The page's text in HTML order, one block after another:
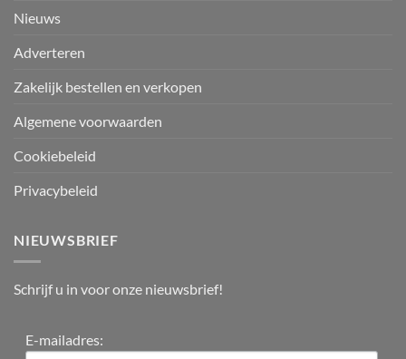
Nieuws
Adverteren
Zakelijk bestellen en verkopen
Algemene voorwaarden
Cookiebeleid
Privacybeleid
NIEUWSBRIEF
Schrijf u in voor onze nieuwsbrief!
E-mailadres: